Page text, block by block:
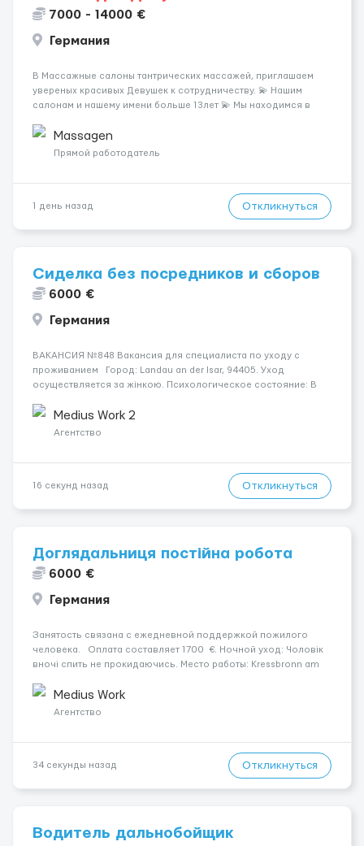
7000 - 14000 €
Германия
В Массажные салоны тантрических массажей, приглашаем
увереных красивых Девушек к сотрудничеству. 💫 Нашим
салонам и нашему имени больше 13лет 💫 Мы находимся в
заработная плата 💚Мы гарантируем Наличие работы. Поток 💝
incall / Out...
Massagen
Прямой работодатель
1 день назад Откликнуться
Сиделка без посредников и сборов
6000 €
Германия
ВАКАНСИЯ №848 Вакансия для специалиста по уходу с
проживанием Город: Landau an der Isar, 94405. Уход
осуществляется за жінкою. Психологическое состояние: В
ходунками (ролатор, палиця). Ночью пациент: Спить не
прокидаючись. ...
Medius Work 2
Агентство
16 секунд назад Откликнуться
Доглядальниця постійна робота
6000 €
Германия
Занятость связана с ежедневной поддержкой пожилого
человека. Оплата составляет 1700 €. Ночной уход: Чоловік
вночі спить не прокидаючись. Место работы: Kressbronn am
Психологическое состояние: Чоловік в ясному розумі.
Мобильность ...
Medius Work
Агентство
34 секунды назад Откликнуться
Водитель дальнобойщик